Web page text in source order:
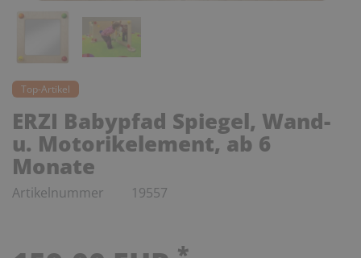
Top-Artikel
ERZI Babypfad Spiegel, Wand-
u. Motorikelement, ab 6
Monate
Artikelnummer 19557